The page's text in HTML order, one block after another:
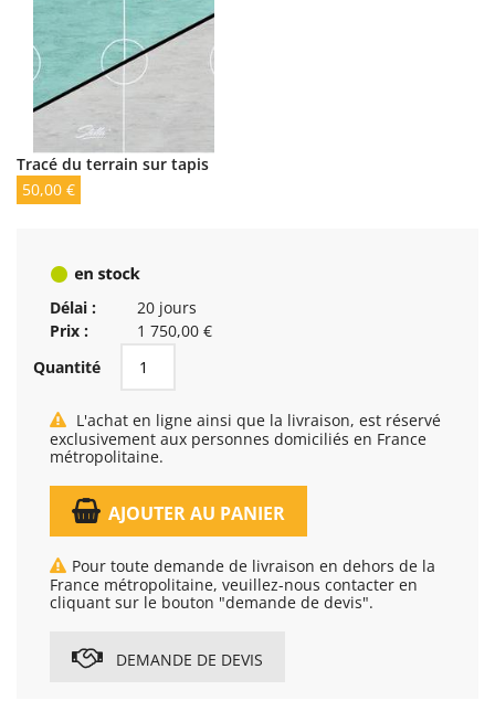
Tracé du terrain sur tapis
50,00 €
Délai :
20 jours
Prix :
1 750,00 €
Quantité
exclusivement aux personnes domiciliés en France
métropolitaine.
AJOUTER AU PANIER
Pour toute demande de livraison en dehors de la
France métropolitaine, veuillez-nous contacter en
cliquant sur le bouton "demande de devis".
DEMANDE DE DEVIS